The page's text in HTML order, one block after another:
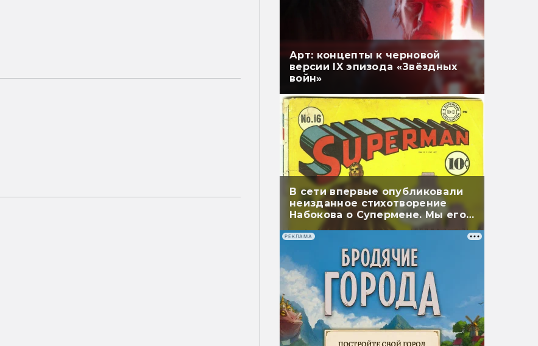
Арт: концепты к черновой
версии IX эпизода «Звёздных
войн»
В сети впервые опубликовали
неизданное стихотворение
Набокова о Супермене. Мы его
перевели
РЕКЛАМА